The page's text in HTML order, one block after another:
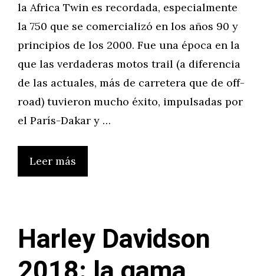
la Africa Twin es recordada, especialmente
la 750 que se comercializó en los años 90 y
principios de los 2000. Fue una época en la
que las verdaderas motos trail (a diferencia
de las actuales, más de carretera que de off-
road) tuvieron mucho éxito, impulsadas por
el París-Dakar y …
Leer más
Harley Davidson